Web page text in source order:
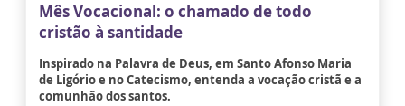
Mês Vocacional: o chamado de todo
cristão à santidade
Inspirado na Palavra de Deus, em Santo Afonso Maria
de Ligório e no Catecismo, entenda a vocação cristã e a
comunhão dos santos.